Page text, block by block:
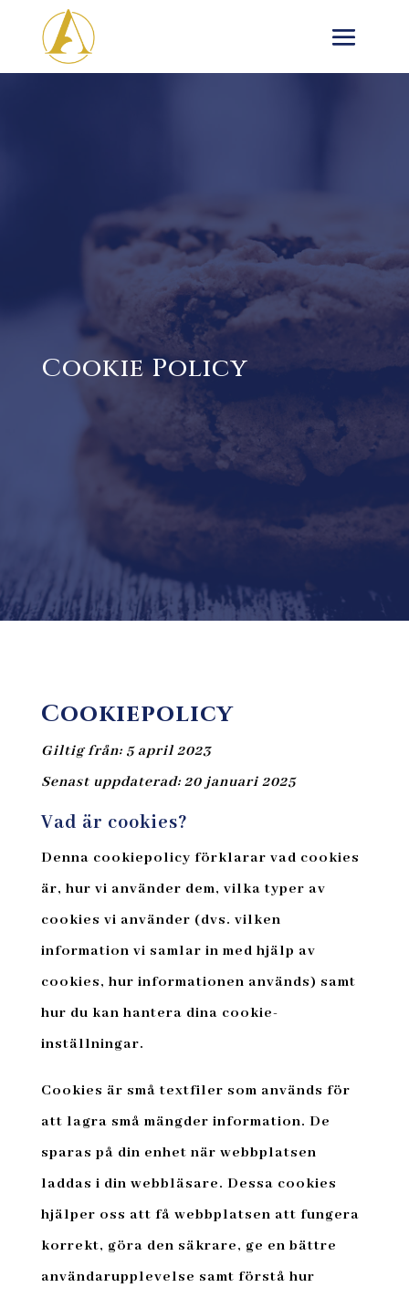
Cookie Policy
Cookiepolicy
Giltig från: 5 april 2023
Senast uppdaterad: 20 januari 2025
Vad är cookies?
Denna cookiepolicy förklarar vad cookies
är, hur vi använder dem, vilka typer av
cookies vi använder (dvs. vilken
information vi samlar in med hjälp av
cookies, hur informationen används) samt
hur du kan hantera dina cookie-
inställningar.
Cookies är små textfiler som används för
att lagra små mängder information. De
sparas på din enhet när webbplatsen
laddas i din webbläsare. Dessa cookies
hjälper oss att få webbplatsen att fungera
korrekt, göra den säkrare, ge en bättre
användarupplevelse samt förstå hur